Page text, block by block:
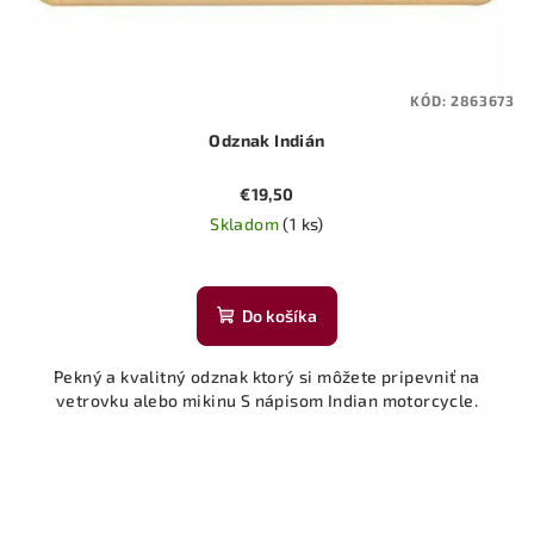
Odznak Indián
€19,50
Skladom(1 ks)
Do košíka
Pekný a kvalitný odznak ktorý si môžete pripevniť na
vetrovku alebo mikinu S nápisom Indian motorcycle.
KÓD:2863673